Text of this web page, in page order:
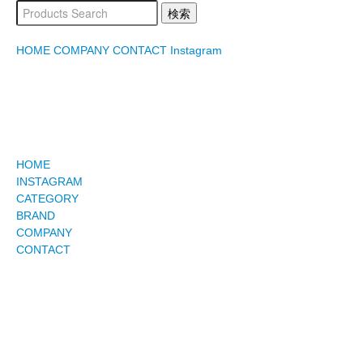
HOME COMPANY CONTACT Instagram
HOME
INSTAGRAM
CATEGORY
BRAND
COMPANY
CONTACT